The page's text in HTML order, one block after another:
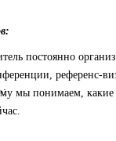
постоянно
референс-
мы понимаем,